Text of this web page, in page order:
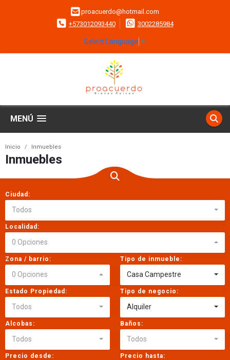
proacuerdo@hotmail.com
+573012093440
3002285984
Select Language ▼
MENÚ
Inicio Inmuebles
Inmuebles
Ciudad:
Todos
Localidad:
0 Opciones
Zona / barrio:
0 Opciones
Tipo de inmueble:
Casa Campestre
Estado Propiedad:
Todos
Tipo de negocio:
Alquiler
Alcobas:
Todos
Baños:
Todos
Precio desde: Precio hasta: